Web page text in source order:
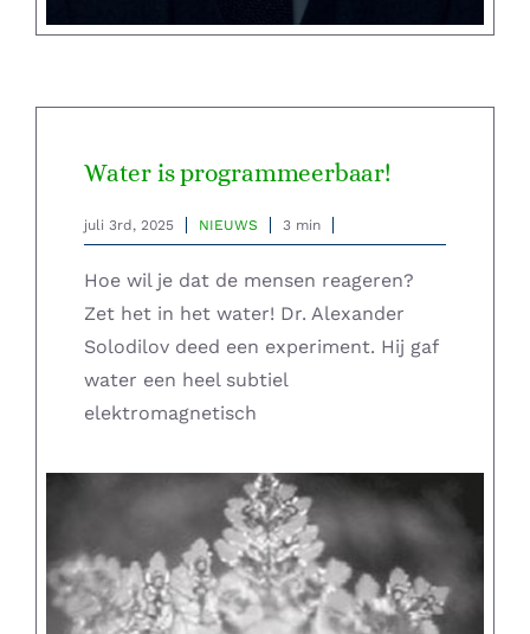
Water is programmeerbaar!
juli 3rd, 2025 NIEUWS 3 min
Hoe wil je dat de mensen reageren?
Zet het in het water! Dr. Alexander
Solodilov deed een experiment. Hij gaf
water een heel subtiel
elektromagnetisch